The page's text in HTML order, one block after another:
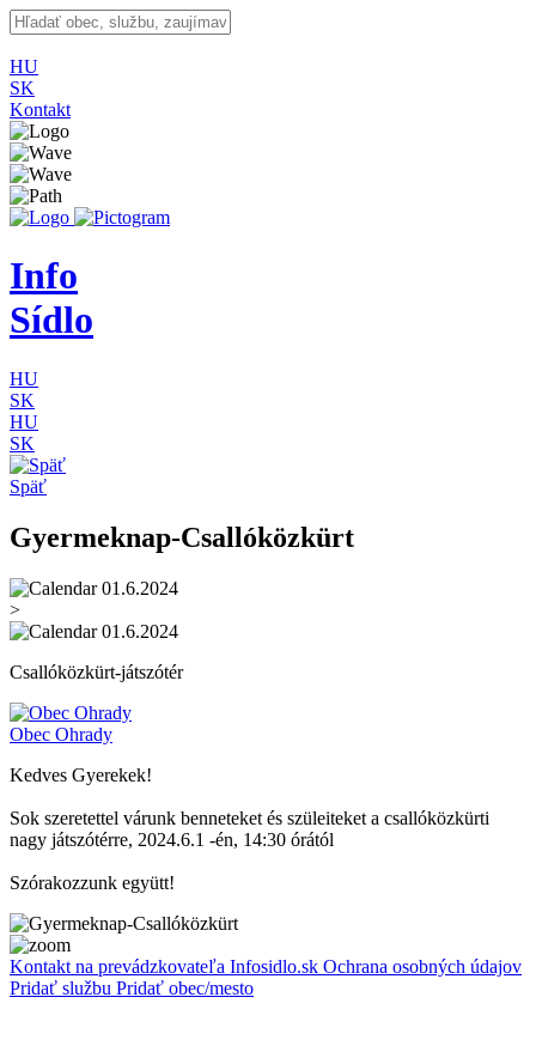
HU
SK
Kontakt
Info
Sídlo
HU
SK
HU
SK
Späť
Gyermeknap-Csallóközkürt
01.6.2024
>
01.6.2024
Csallóközkürt-játszótér
Obec Ohrady
Kedves Gyerekek!
Sok szeretettel várunk benneteket és szüleiteket a csallóközkürti
nagy játszótérre, 2024.6.1 -én, 14:30 órától
Szórakozzunk együtt!
Kontakt na prevádzkovateľa Infosidlo.sk Ochrana osobných údajov
Pridať službu Pridať obec/mesto